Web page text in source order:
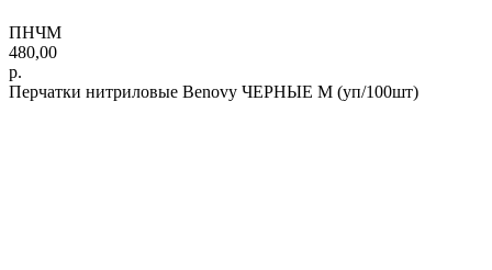
ПНЧМ
480,00
р.
Перчатки нитриловые Benovy ЧЕРНЫЕ М (уп/100шт)